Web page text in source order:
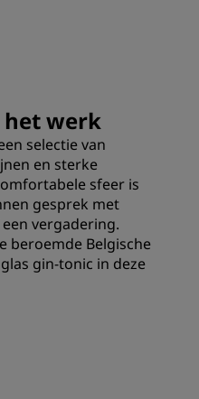
het werk
selectie van
en sterke
sfeer is
gesprek met
vergadering.
beroemde Belgische
gin-tonic in deze